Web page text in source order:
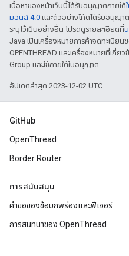
เนื้อหาของหน้าเว็บนี้ได้รับอนุญาตภายใต้
มอนส์ 4.0 และตัวอย่างโค้ดได้รับอนุญา
ระบุไว้เป็นอย่างอื่น โปรดดูรายละเอียดที่
Java เป็นเครื่องหมายการค้าจดทะเบีย
OPENTHREAD และเครื่องหมายที่เกี่ย
Group และใช้ภายใต้ใบอนุญาต
อัปเดตล่าสุด 2023-12-02 UTC
GitHub
OpenThread
Border Router
การสนับสนุน
คำขอของข้อบกพร่องและฟีเจอร์
การสนทนาของ OpenThread